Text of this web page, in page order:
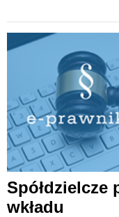
Spółdzielcze
wkładu